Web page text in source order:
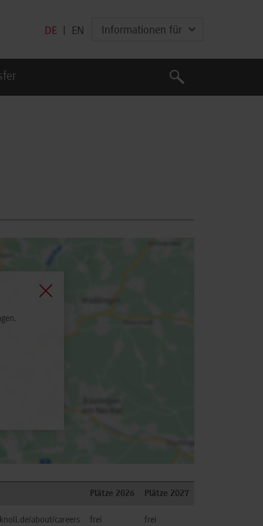
DE EN Informationen für
Suche
Suche
Plätze 2026 Plätze 2027
about/careers frei frei